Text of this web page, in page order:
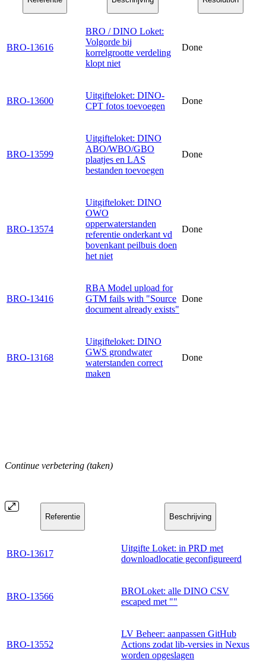
BRO-13616
BRO / DINO Loket:
Volgorde bij
korrelgrootte verdeling
klopt niet
Done
BRO-13600
Uitgifteloket: DINO-
CPT fotos toevoegen
Done
BRO-13599
Uitgifteloket: DINO
ABO/WBO/GBO
plaatjes en LAS
bestanden toevoegen
Done
BRO-13574
Uitgifteloket: DINO
OWO
opperwaterstanden
referentie onderkant vd
bovenkant peilbuis doen
het niet
Done
BRO-13416
RBA Model upload for
GTM fails with "Source
document already exists"
Done
BRO-13168
Uitgifteloket: DINO
GWS grondwater
waterstanden correct
maken
Done
Continue verbetering (taken)
Referentie Beschrijving
BRO-13617
Uitgifte Loket: in PRD met
downloadlocatie geconfigureerd
BRO-13566
BROLoket: alle DINO CSV
escaped met ""
BRO-13552
LV Beheer: aanpassen GitHub
Actions zodat lib-versies in Nexus
worden opgeslagen